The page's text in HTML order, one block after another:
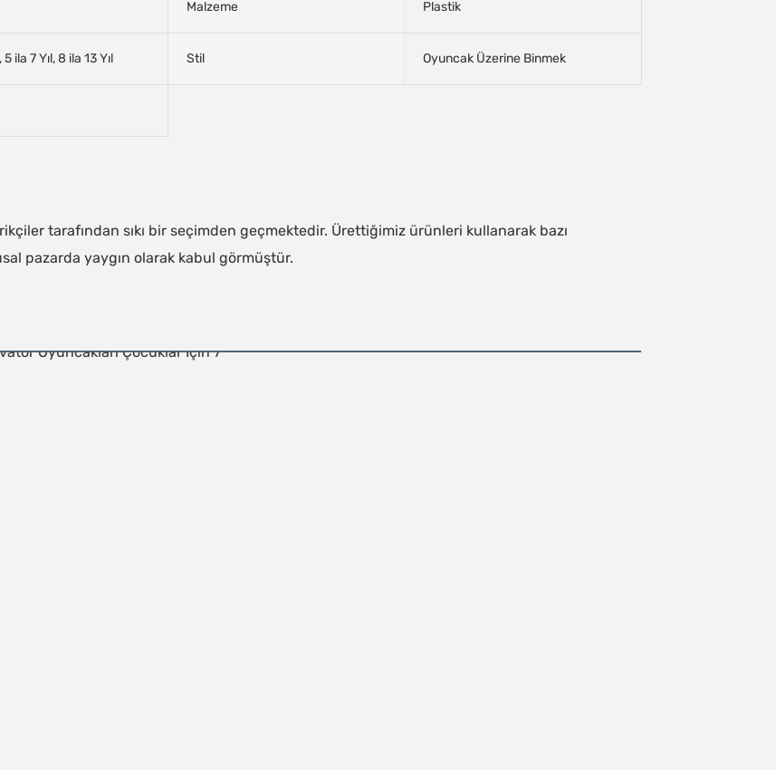
Malzeme Plastik
5 ila 7 Yıl, 8 ila 13 Yıl Stil Oyuncak Üzerine Binmek
tarafından sıkı bir seçimden geçmektedir. Ürettiğimiz ürünleri kullanarak bazı
pazarda yaygın olarak kabul görmüştür.